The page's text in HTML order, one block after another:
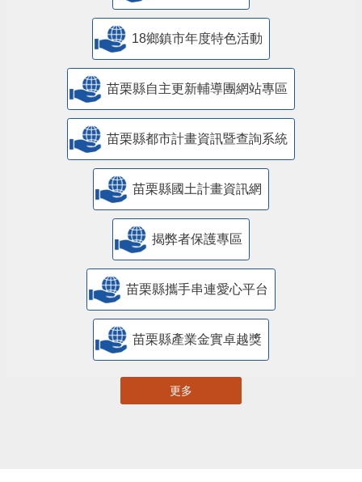
18鄉鎮市年度特色活動
苗栗縣自主更新輔導團網站專區
苗栗縣都市計畫資訊暨查詢系統
苗栗縣國土計畫資訊網
揭弊者保護專區
苗栗縣攜手串連愛心平台
苗栗縣產業金實卓越獎
更多